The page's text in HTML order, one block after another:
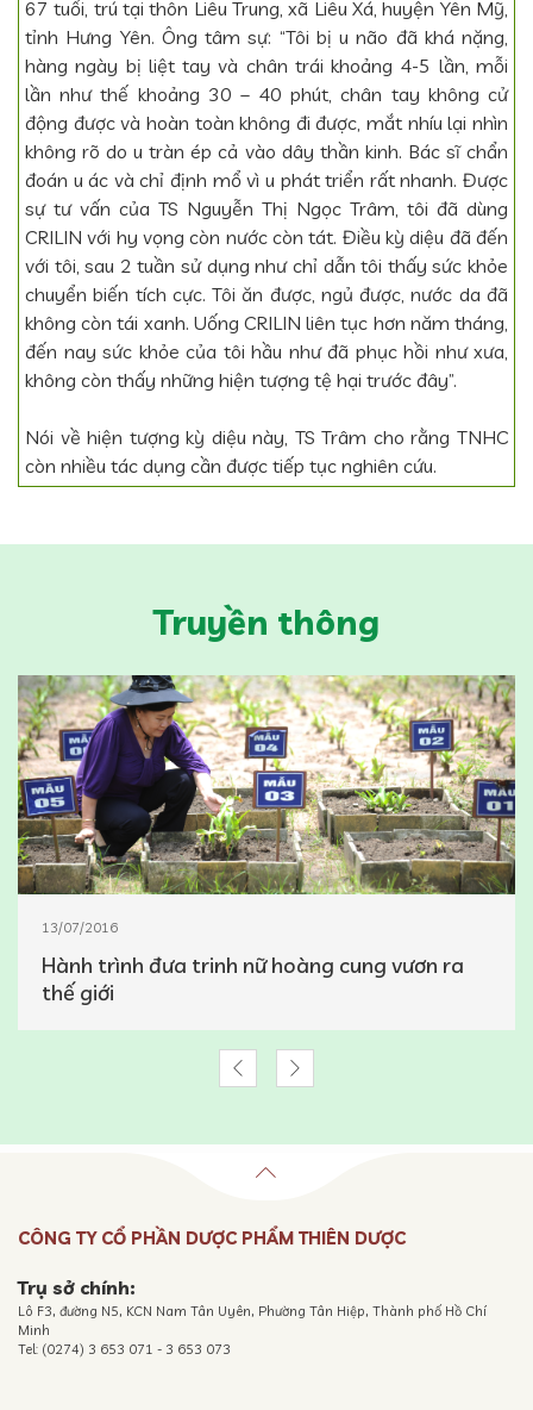
67 tuổi, trú tại thôn Liêu Trung, xã Liêu Xá, huyện Yên Mỹ,
tỉnh Hưng Yên. Ông tâm sự: “Tôi bị u não đã khá nặng,
hàng ngày bị liệt tay và chân trái khoảng 4-5 lần, mỗi
lần như thế khoảng 30 – 40 phút, chân tay không cử
động được và hoàn toàn không đi được, mắt nhíu lại nhìn
không rõ do u tràn ép cả vào dây thần kinh. Bác sĩ chẩn
đoán u ác và chỉ định mổ vì u phát triển rất nhanh. Được
sự tư vấn của TS Nguyễn Thị Ngọc Trâm, tôi đã dùng
CRILIN với hy vọng còn nước còn tát. Điều kỳ diệu đã đến
với tôi, sau 2 tuần sử dụng như chỉ dẫn tôi thấy sức khỏe
chuyển biến tích cực. Tôi ăn được, ngủ được, nước da đã
không còn tái xanh. Uống CRILIN liên tục hơn năm tháng,
đến nay sức khỏe của tôi hầu như đã phục hồi như xưa,
không còn thấy những hiện tượng tệ hại trước đây”.
Nói về hiện tượng kỳ diệu này, TS Trâm cho rằng TNHC
còn nhiều tác dụng cần được tiếp tục nghiên cứu.
Truyền thông
13/07/2016
Hành trình đưa trinh nữ hoàng cung vươn ra
thế giới
CÔNG TY CỔ PHẦN DƯỢC PHẨM THIÊN DƯỢC
Trụ sở chính:
Lô F3, đường N5, KCN Nam Tân Uyên, Phường Tân Hiệp, Thành phố Hồ Chí
Minh
Tel: (0274) 3 653 071 - 3 653 073